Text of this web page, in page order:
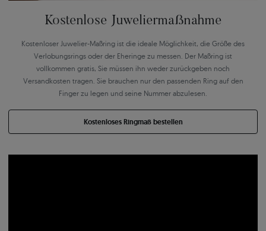
Kostenlose Juweliermaßnahme
Kostenloser Juwelier-Maßring ist die ideale Möglichkeit, die Größe des
Verlobungsrings oder der Eheringe zu messen. Der Maßring ist
vollkommen gratis, Sie müssen ihn weder zurückgeben noch
Versandkosten tragen. Sie brauchen nur den passenden Ring auf den
Finger zu legen und seine Nummer abzulesen.
Kostenloses Ringmaß bestellen